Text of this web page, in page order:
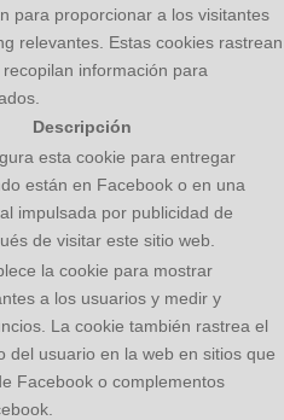
para proporcionar a los visitantes
relevantes. Estas cookies rastrean
información para
Descripción
esta cookie para entregar
están en Facebook o en una
impulsada por publicidad de
de visitar este sitio web.
la cookie para mostrar
a los usuarios y medir y
La cookie también rastrea el
del usuario en la web en sitios que
Facebook o complementos